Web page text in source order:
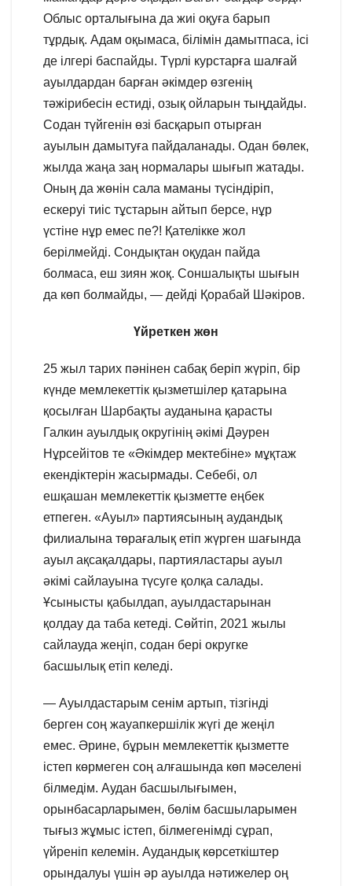
Облыс орталығына да жиі оқуға барып
тұрдық. Адам оқымаса, білімін дамытпаса, ісі
де ілгері баспайды. Түрлі курстарға шалғай
ауылдардан барған әкімдер өзгенің
тәжірибесін естиді, озық ойларын тыңдайды.
Содан түйгенін өзі басқарып отырған
ауылын дамытуға пайдаланады. Одан бөлек,
жылда жаңа заң нормалары шығып жатады.
Оның да жөнін сала маманы түсіндіріп,
ескеруі тиіс тұстарын айтып берсе, нұр
үстіне нұр емес пе?! Қателікке жол
берілмейді. Сондықтан оқудан пайда
болмаса, еш зиян жоқ. Соншалықты шығын
да көп болмайды, — дейді Қорабай Шәкіров.
Үйреткен жөн
25 жыл тарих пәнінен сабақ беріп жүріп, бір
күнде мемлекеттік қызметшілер қатарына
қосылған Шарбақты ауданына қарасты
Галкин ауылдық округінің әкімі Дәурен
Нұрсейітов те «Әкімдер мектебіне» мұқтаж
екендіктерін жасырмады. Себебі, ол
ешқашан мемлекеттік қызметте еңбек
етпеген. «Ауыл» партиясының аудандық
филиалына төрағалық етіп жүрген шағында
ауыл ақсақалдары, партияластары ауыл
әкімі сайлауына түсуге қолқа салады.
Ұсынысты қабылдап, ауылдастарынан
қолдау да таба кетеді. Сөйтіп, 2021 жылы
сайлауда жеңіп, содан бері округке
басшылық етіп келеді.
— Ауылдастарым сенім артып, тізгінді
берген соң жауапкершілік жүгі де жеңіл
емес. Әрине, бұрын мемлекеттік қызметте
істеп көрмеген соң алғашында көп мәселені
білмедім. Аудан басшылығымен,
орынбасарларымен, бөлім басшыларымен
тығыз жұмыс істеп, білмегенімді сұрап,
үйреніп келемін. Аудандық көрсеткіштер
орындалуы үшін әр ауылда нәтижелер оң